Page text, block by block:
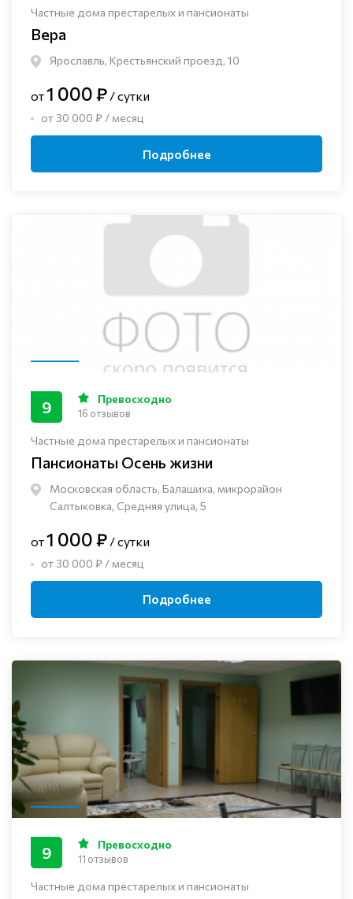
Частные дома престарелых и пансионаты
Вера
Ярославль, Крестьянский проезд, 10
от1 000 ₽ / сутки
от 30 000 ₽ / месяц
Подробнее
Частные дома престарелых и пансионаты
Пансионаты Осень жизни
Московская область, Балашиха, микрорайон
Салтыковка, Средняя улица, 5
9 Превосходно
16 отзывов
от1 000 ₽ / сутки
от 30 000 ₽ / месяц
Подробнее
Частные дома престарелых и пансионаты
9 Превосходно
11 отзывов